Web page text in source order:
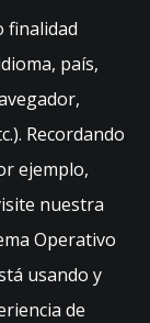
finalidad
país,
Recordando
ejemplo,
nuestra
Operativo
usando y
de